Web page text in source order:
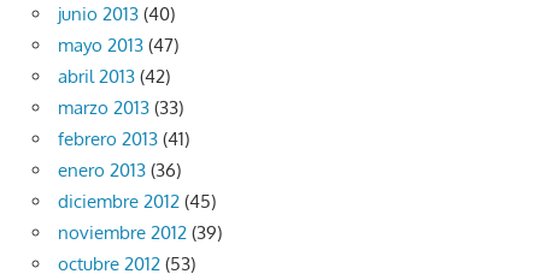
junio 2013 (40)
mayo 2013 (47)
abril 2013 (42)
marzo 2013 (33)
febrero 2013 (41)
enero 2013 (36)
diciembre 2012 (45)
noviembre 2012 (39)
octubre 2012 (53)